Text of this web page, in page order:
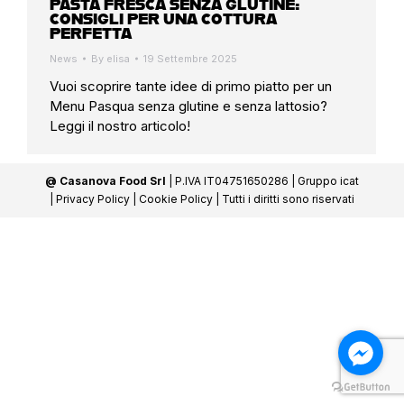
PASTA FRESCA SENZA GLUTINE:
CONSIGLI PER UNA COTTURA
PERFETTA
News By elisa 19 Settembre 2025
Vuoi scoprire tante idee di primo piatto per un
Menu Pasqua senza glutine e senza lattosio?
Leggi il nostro articolo!
@ Casanova Food Srl | P.IVA IT04751650286 | Gruppo icat
Privacy Policy Cookie Policy | Tutti i diritti sono riservati